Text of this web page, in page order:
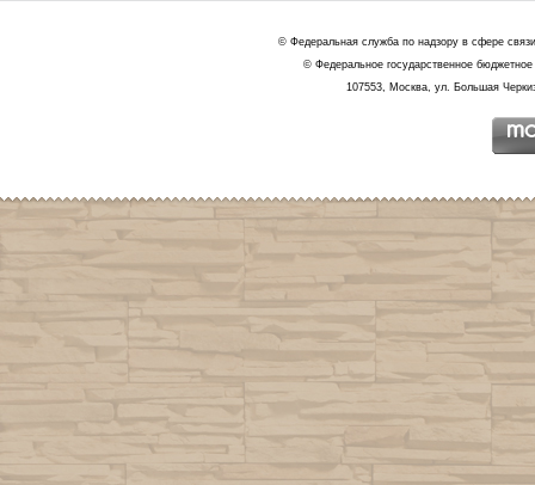
© Федеральная служба по надзору в сфере
© Федеральное государственное
107553, Москва, ул. Большая